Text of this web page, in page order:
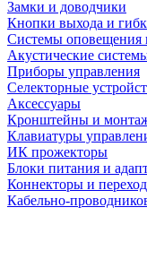
Замки и доводчики
Кнопки выхода и
Системы оповещения
Акустические
Приборы управления
Селекторные
Аксессуары
Кронштейны и
Клавиатуры
ИК прожекторы
Блоки питания и
Коннекторы и
Кабельно-